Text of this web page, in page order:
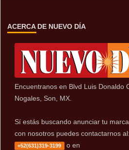
ACERCA DE NUEVO DÍA
Encuentranos en Blvd Luis Donaldo
Nogales, Son, MX.
Sí estás buscando anunciar tu
con nosotros puedes contactarnos al:
+52(631)319-3199 o en